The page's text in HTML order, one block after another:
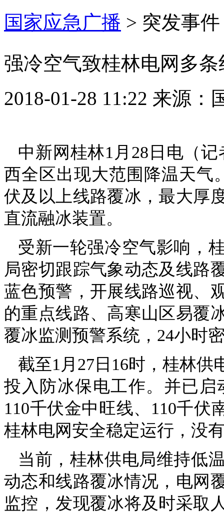
国家应急广播 > 突发事件
强冷空气致桂林电网多
2018-01-28 11:22 来源：
中新网桂林1月28日电（
西全区出现大范围降温天气
伏及以上线路覆冰，最大厚
直流融冰装置。
受新一轮强冷空气影响，
局密切跟踪气象动态及线路
蓝色预警，开展线路巡视、
的重点线路、高寒山区易覆
覆冰监测预警系统，24小时
截至1月27日16时，桂林供
投入防冰保电工作。并已
110千伏金中旺线、110千伏
桂林电网安全稳定运行，没
当前，桂林供电局维持低
动态和线路覆冰情况，电网
监控，发现覆冰将及时采取